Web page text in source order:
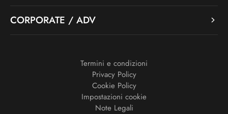
CORPORATE / ADV
Termini e condizioni
Privacy Policy
Cookie Policy
Impostazioni cookie
Note Legali